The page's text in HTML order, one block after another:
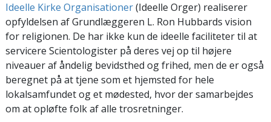
Ideelle Kirke Organisationer(Ideelle Orger) realiserer
opfyldelsen af Grundlæggeren L. Ron Hubbards vision
for religionen. De har ikke kun de ideelle faciliteter til at
servicere Scientologister på deres vej op til højere
niveauer af åndelig bevidsthed og frihed, men de er også
beregnet på at tjene som et hjemsted for hele
lokalsamfundet og et mødested, hvor der samarbejdes
om at opløfte folk af alle trosretninger.